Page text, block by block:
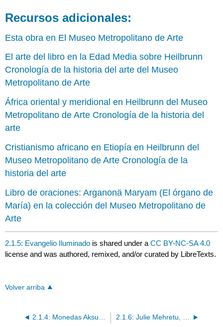
Recursos adicionales:
Esta obra en El Museo Metropolitano de Arte
El arte del libro en la Edad Media sobre Heilbrunn
Cronología de la historia del arte del Museo
Metropolitano de Arte
África oriental y meridional en Heilbrunn del Museo
Metropolitano de Arte Cronología de la historia del
arte
Cristianismo africano en Etiopía en Heilbrunn del
Museo Metropolitano de Arte Cronología de la
historia del arte
Libro de oraciones: Arganonä Maryam (El órgano de
María) en la colección del Museo Metropolitano de
Arte
2.1.5: Evangelio Iluminado is shared under aCC BY-NC-SA 4.0
license and was authored, remixed, and/or curated by LibreTexts.
Volver arriba
2.1.4: Monedas Aksumite 2.1.6: Julie Mehretu, Estadio II